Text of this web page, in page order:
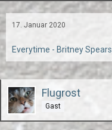
17. Januar 2020
Everytime - Britney Spears
Flugrost
Gast